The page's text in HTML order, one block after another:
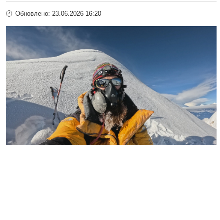
Обновлено: 23.06.2026 16:20